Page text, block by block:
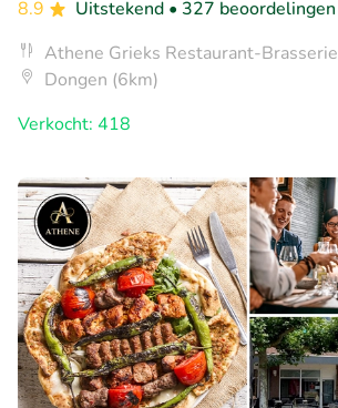
8.9
Uitstekend • 327 beoordelingen
Athene Grieks Restaurant-Brasserie
Dongen (6km)
Verkocht: 418